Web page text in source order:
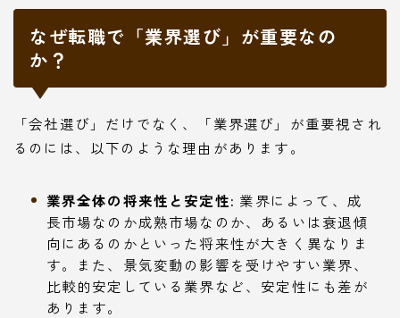
なぜ転職で「業界選び」が重要なの
か？
「会社選び」だけでなく、「業界選び」が重要視され
るのには、以下のような理由があります。
業界全体の将来性と安定性: 業界によって、成
長市場なのか成熟市場なのか、あるいは衰退傾
向にあるのかといった将来性が大きく異なりま
す。また、景気変動の影響を受けやすい業界、
比較的安定している業界など、安定性にも差が
あります。